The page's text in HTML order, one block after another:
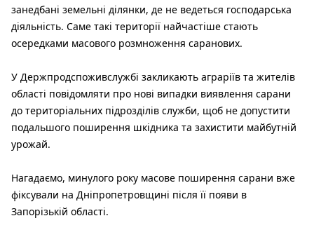
занедбані земельні ділянки, де не ведеться господарська
діяльність. Саме такі території найчастіше стають
осередками масового розмноження саранових.
У Держпродспоживслужбі закликають аграріїв та жителів
області повідомляти про нові випадки виявлення сарани
до територіальних підрозділів служби, щоб не допустити
подальшого поширення шкідника та захистити майбутній
урожай.
Нагадаємо, минулого року масове поширення сарани вже
фіксували на Дніпропетровщині після її появи в
Запорізькій області.